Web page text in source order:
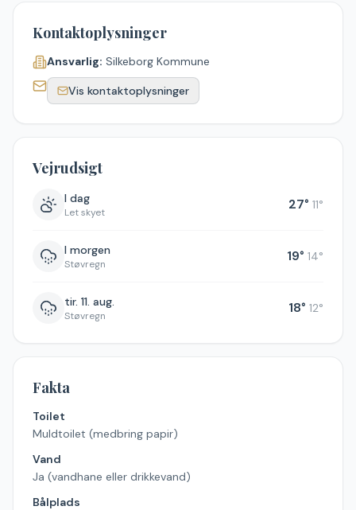
Kontaktoplysninger
Ansvarlig: Silkeborg Kommune
Vis kontaktoplysninger
Vejrudsigt
I dag
Let skyet 27° 11°
I morgen
Støvregn 19° 14°
tir. 11. aug.
Støvregn 18° 12°
Fakta
Toilet
Muldtoilet (medbring papir)
Vand
Ja (vandhane eller drikkevand)
Bålplads